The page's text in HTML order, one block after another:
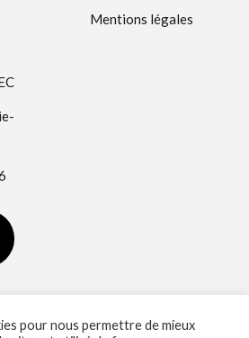
Mentions légales
pour nous permettre de mieux